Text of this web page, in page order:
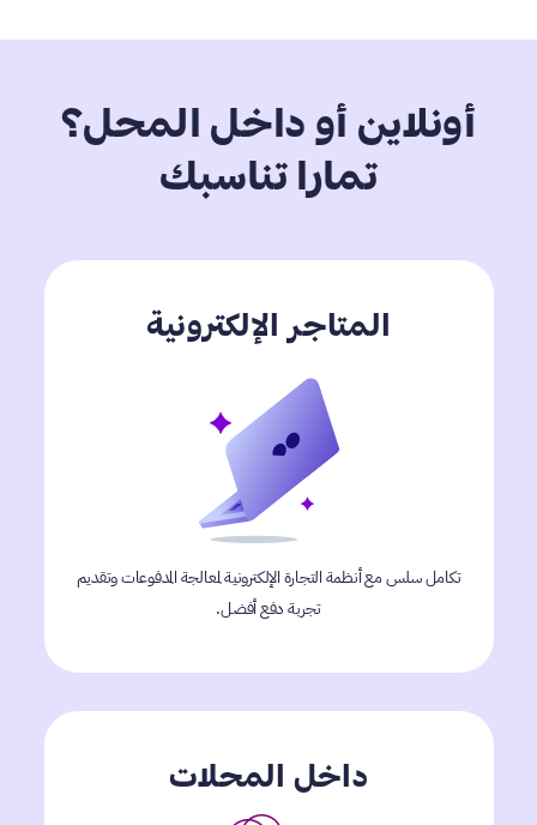
أونلاين أو داخل المحل؟
تمارا تناسبك
المتاجر الإلكترونية
تكامل سلس مع أنظمة التجارة الإلكترونية لمعالجة المدفوعات وتقديم
تجربة دفع أفضل.
داخل المحلات